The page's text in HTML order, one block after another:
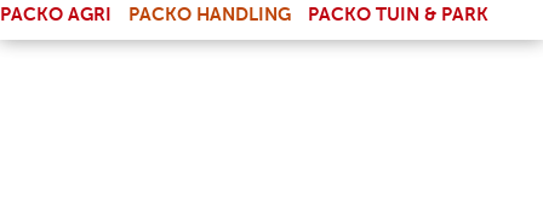
PACKO AGRI PACKO HANDLING PACKO TUIN & PARK